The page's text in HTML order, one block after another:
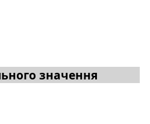
значення